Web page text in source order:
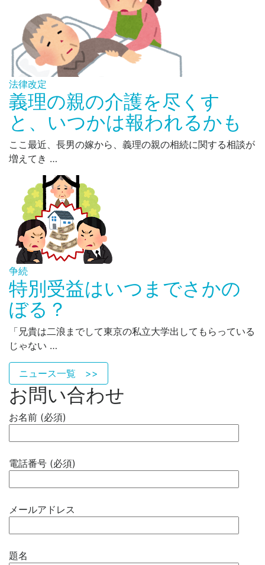
法律改定
義理の親の介護を尽くす
と、いつかは報われるかも
ここ最近、長男の嫁から、義理の親の相続に関する相談が
増えてき …
争続
特別受益はいつまでさかの
ぼる？
「兄貴は二浪までして東京の私立大学出してもらっている
じゃない …
ニュース一覧 >>
お問い合わせ
お名前 (必須)
電話番号 (必須)
メールアドレス
題名